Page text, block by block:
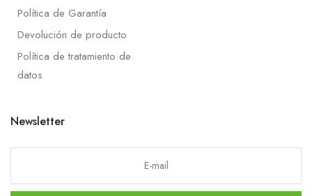
Política de Garantía
Devolución de producto
Política de tratamiento de
datos
Newsletter